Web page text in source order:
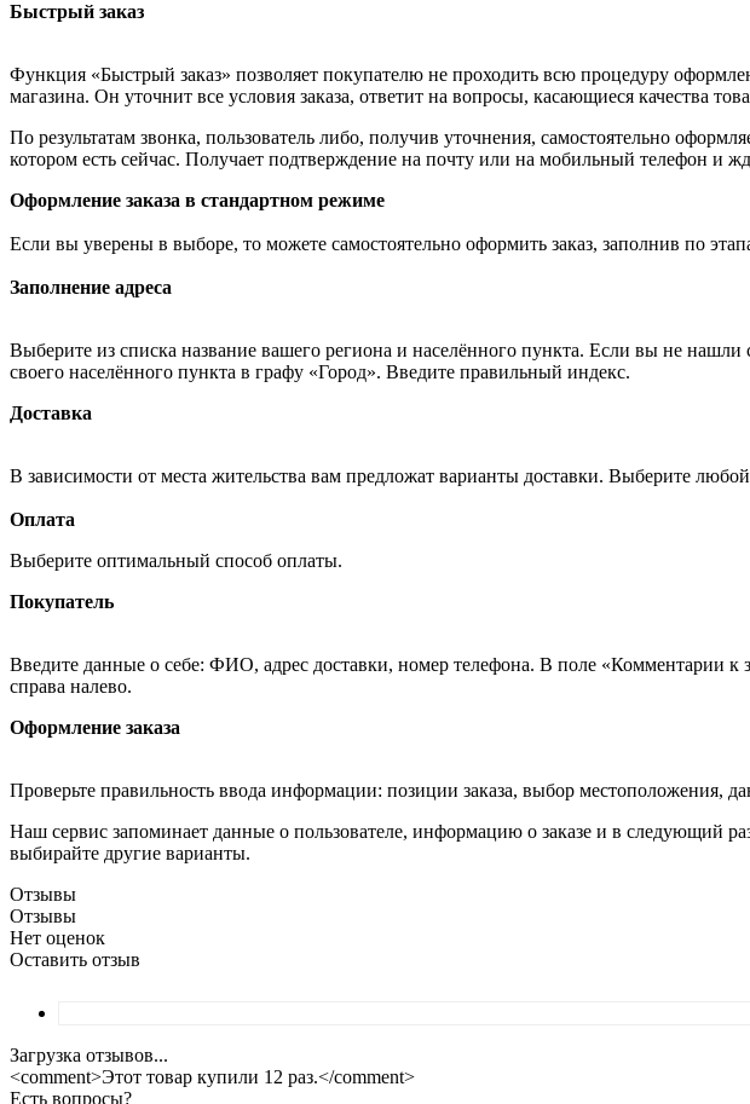
Быстрый заказ
Функция «Быстрый заказ» позволяет покупателю не проходить всю процедуру
магазина. Он уточнит все условия заказа, ответит на вопросы, касающиеся качества
По результатам звонка, пользователь либо, получив уточнения, самостоятельно
котором есть сейчас. Получает подтверждение на почту или на мобильный телефон и
Оформление заказа в стандартном режиме
Если вы уверены в выборе, то можете самостоятельно оформить заказ, заполнив по
Заполнение адреса
Выберите из списка название вашего региона и населённого пункта. Если вы не
своего населённого пункта в графу «Город». Введите правильный индекс.
Доставка
В зависимости от места жительства вам предложат варианты доставки. Выберите
Оплата
Выберите оптимальный способ оплаты.
Покупатель
Введите данные о себе: ФИО, адрес доставки, номер телефона. В поле «Комментарии к
справа налево.
Оформление заказа
Проверьте правильность ввода информации: позиции заказа, выбор местоположения,
Наш сервис запоминает данные о пользователе, информацию о заказе и в следующий
выбирайте другие варианты.
Отзывы
Отзывы
Нет оценок
Оставить отзыв
Загрузка отзывов...
<comment>Этот товар купили 12 раз.</comment>
Есть вопросы?